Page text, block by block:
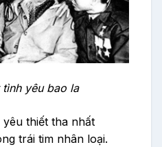
yêu bao la
thiết tha nhất
trái tim nhân loại.